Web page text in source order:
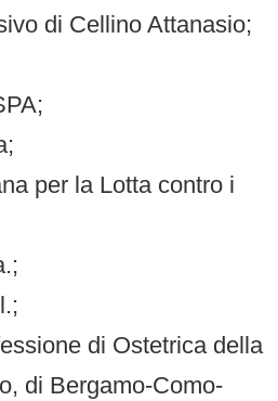
di Cellino Attanasio;
per la Lotta contro i
di Ostetrica della
di Bergamo-Como-